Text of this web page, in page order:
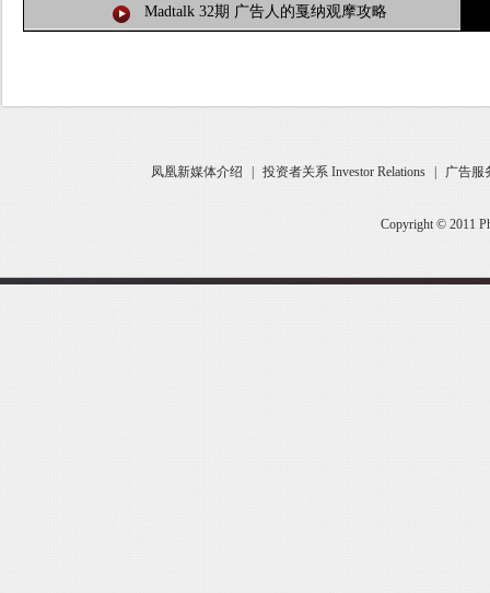
Madtalk 32期 广告人的戛纳观摩攻略
凤凰新媒体介绍 投资者关系 Investor Relations 广告服
Copyright © 2011